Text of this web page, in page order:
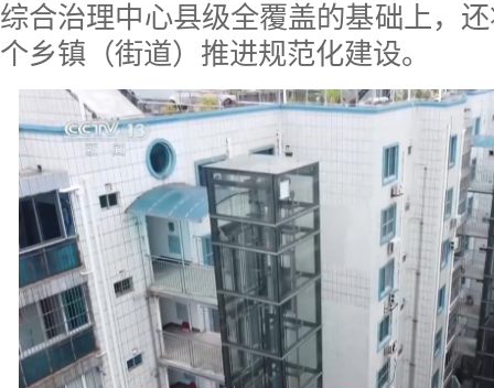
综合治理中心县级全覆盖的基础上，
个乡镇（街道）推进规范化建设。